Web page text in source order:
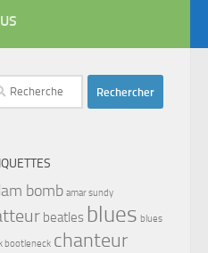
:
bomb amar sundy
beatles blues blues
bootleneck chanteur